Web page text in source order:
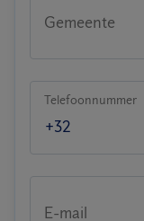
Gemeente
Telefoonnummer
E-mail